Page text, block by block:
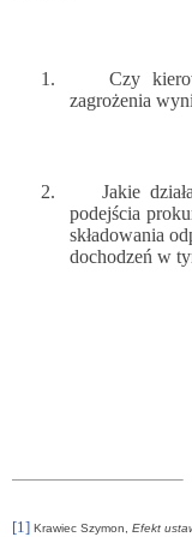
1.
Czy
zagrożenia
2.
Jakie
podejścia
składowania
dochodzeń w
[1] Krawiec Szymon, Efekt